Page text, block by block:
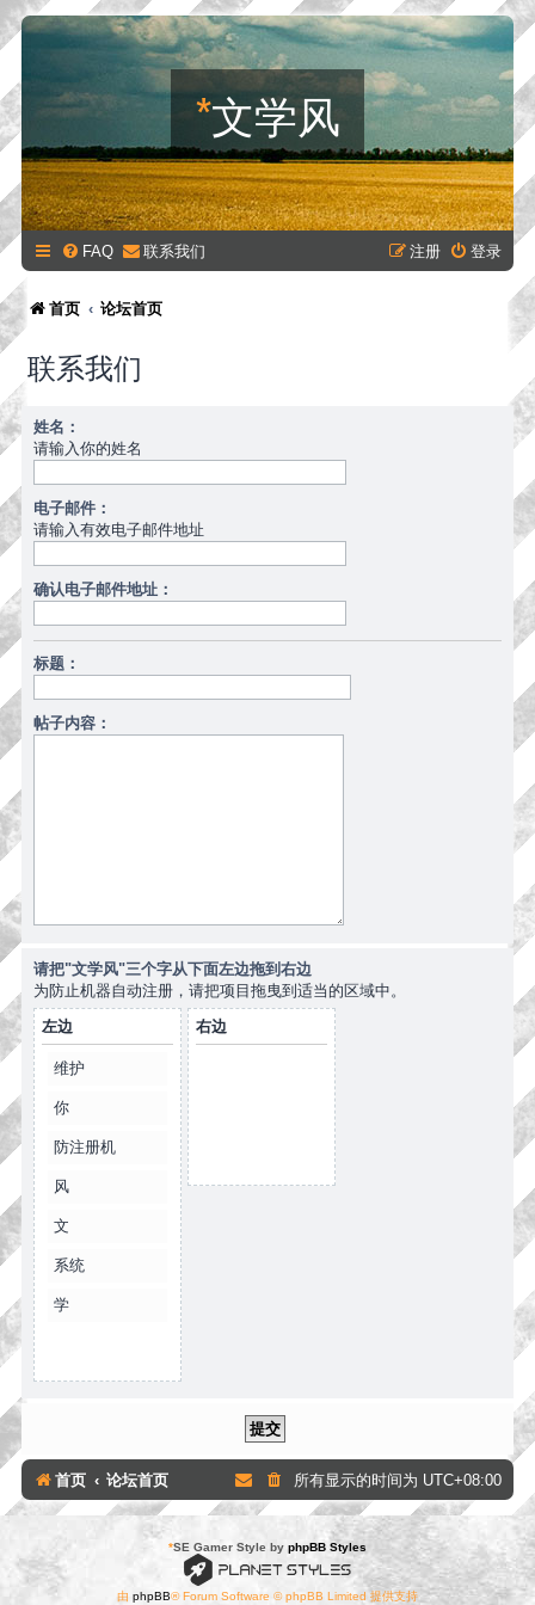
*文学风
FAQ 联系我们 登录
注册
首页 论坛首页
联系我们
姓名：
请输入你的姓名
电子邮件：
请输入有效电子邮件地址
确认电子邮件地址：
标题：
帖子内容：
请把"文学风"三个字从下面左边拖到右边
为防止机器自动注册，请把项目拖曳到适当的区域中。
左边
维护
你
防注册机
风
文
系统
学
右边
首页 论坛首页 所有显示的时间为 UTC+08:00
*SE Gamer Style by phpBB Styles
由 phpBB® Forum Software © phpBB Limited 提供支持